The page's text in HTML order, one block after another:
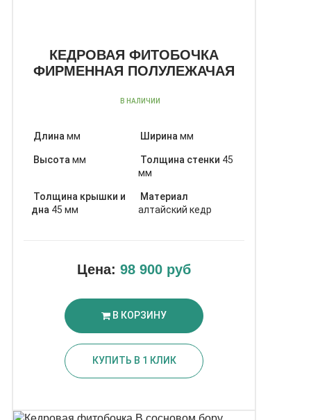
КЕДРОВАЯ ФИТОБОЧКА
ФИРМЕННАЯ ПОЛУЛЕЖАЧАЯ
В НАЛИЧИИ
Длина мм Ширина мм
Высота мм Толщина стенки 45
мм
Толщина крышки и
дна 45 мм
Материал
алтайский кедр
Цена: 98 900 руб
В КОРЗИНУ
КУПИТЬ В 1 КЛИК